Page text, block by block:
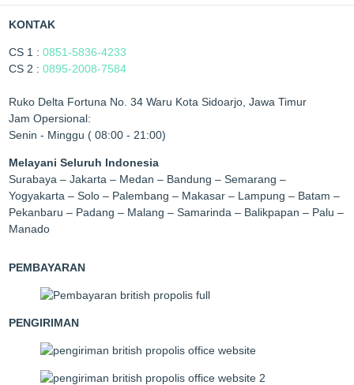
KONTAK
CS 1 :0851-5836-4233
CS 2 :0895-2008-7584
Ruko Delta Fortuna No. 34 Waru Kota Sidoarjo, Jawa Timur
Jam Opersional:
Senin - Minggu ( 08:00 - 21:00)
Melayani Seluruh Indonesia
Surabaya – Jakarta – Medan – Bandung – Semarang –
Yogyakarta – Solo – Palembang – Makasar – Lampung – Batam –
Pekanbaru – Padang – Malang – Samarinda – Balikpapan – Palu –
Manado
PEMBAYARAN
PENGIRIMAN